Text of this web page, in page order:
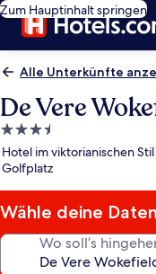
Zum Hauptinhalt springen
Alle Unterkünfte
De Vere
3.5-
Sterne-
Unterkunft
Hotel im viktorianischen
Golfplatz
Wähle deine
Wo soll’s